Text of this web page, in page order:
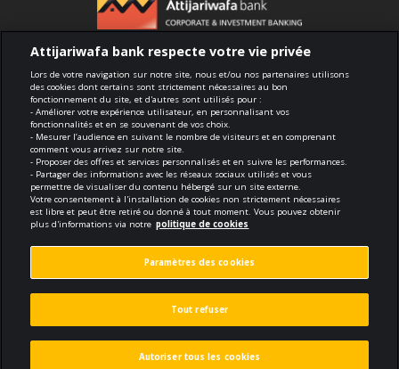
Conformité
Conditions générales d'utilisation
Sécurité et confidentialité
Politique de cookies
Protection des données personnelles
© 2026 Tous droits réservés
Réalisé par void.fr
Attijariwafa bank respecte votre vie privée
Lors de votre navigation sur notre site, nous et/ou nos partenaires utilisons
des cookies dont certains sont strictement nécessaires au bon
fonctionnement du site, et d'autres sont utilisés pour :
- Améliorer votre expérience utilisateur, en personnalisant vos
fonctionnalités et en se souvenant de vos choix.
- Mesurer l’audience en suivant le nombre de visiteurs et en comprenant
comment vous arrivez sur notre site.
- Proposer des offres et services personnalisés et en suivre les performances.
- Partager des informations avec les réseaux sociaux utilisés et vous
permettre de visualiser du contenu hébergé sur un site externe.
Votre consentement à l'installation de cookies non strictement nécessaires
est libre et peut être retiré ou donné à tout moment. Vous pouvez obtenir
plus d'informations via notre politique de cookies
Paramètres des cookies
Tout refuser
Autoriser tous les cookies